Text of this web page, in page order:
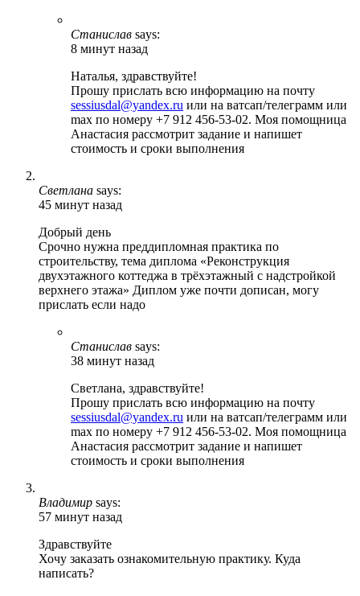
Станислав says:
8 минут назад
Наталья, здравствуйте!
Прошу прислать всю информацию на почту
sessiusdal@yandex.ru или на ватсап/телеграмм или
max по номеру +7 912 456-53-02. Моя помощница
Анастасия рассмотрит задание и напишет
стоимость и сроки выполнения
Светлана says:
45 минут назад
Добрый день
Срочно нужна преддипломная практика по
строительству, тема диплома «Реконструкция
двухэтажного коттеджа в трёхэтажный с надстройкой
верхнего этажа» Диплом уже почти дописан, могу
прислать если надо
Станислав says:
38 минут назад
Светлана, здравствуйте!
Прошу прислать всю информацию на почту
sessiusdal@yandex.ru или на ватсап/телеграмм или
max по номеру +7 912 456-53-02. Моя помощница
Анастасия рассмотрит задание и напишет
стоимость и сроки выполнения
Владимир says:
57 минут назад
Здравствуйте
Хочу заказать ознакомительную практику. Куда
написать?